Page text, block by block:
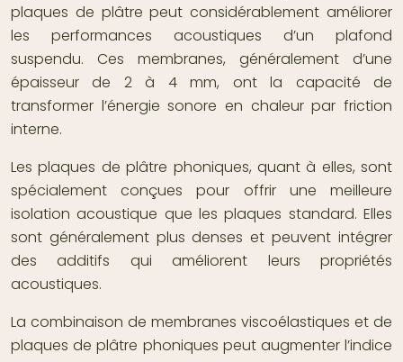
plaques de plâtre peut considérablement améliorer
les performances acoustiques d’un plafond
suspendu. Ces membranes, généralement d’une
épaisseur de 2 à 4 mm, ont la capacité de
transformer l’énergie sonore en chaleur par friction
interne.
Les plaques de plâtre phoniques, quant à elles, sont
spécialement conçues pour offrir une meilleure
isolation acoustique que les plaques standard. Elles
sont généralement plus denses et peuvent intégrer
des additifs qui améliorent leurs propriétés
acoustiques.
La combinaison de membranes viscoélastiques et de
plaques de plâtre phoniques peut augmenter l’indice